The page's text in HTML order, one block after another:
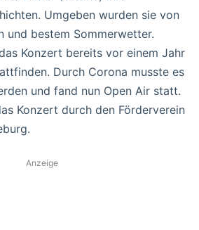
Umgeben wurden sie von
und bestem Sommerwetter.
Konzert bereits vor einem Jahr
Durch Corona musste es
und fand nun Open Air statt.
Konzert durch den Förderverein
Anzeige